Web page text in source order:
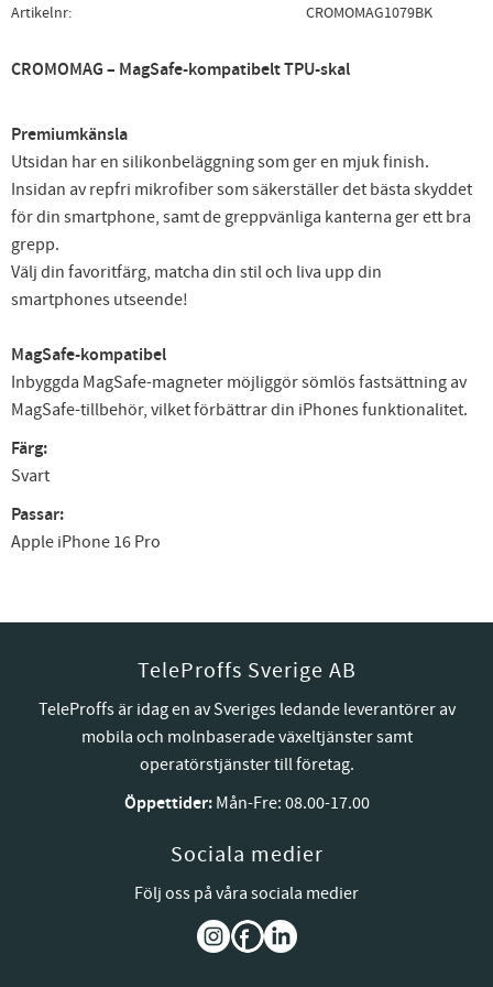
Artikelnr CROMOMAG1079BK
CROMOMAG – MagSafe-kompatibelt TPU-skal
Premiumkänsla
Utsidan har en silikonbeläggning som ger en mjuk finish.
Insidan av repfri mikrofiber som säkerställer det bästa skyddet
för din smartphone, samt de greppvänliga kanterna ger ett bra
grepp.
Välj din favoritfärg, matcha din stil och liva upp din
smartphones utseende!
MagSafe-kompatibel
Inbyggda MagSafe-magneter möjliggör sömlös fastsättning av
MagSafe-tillbehör, vilket förbättrar din iPhones funktionalitet.
Färg:
Svart
Passar:
Apple iPhone 16 Pro
TeleProffs Sverige AB
TeleProffs är idag en av Sveriges ledande leverantörer av
mobila och molnbaserade växeltjänster samt
operatörstjänster till företag.
Öppettider:Mån-Fre: 08.00-17.00
Sociala medier
Följ oss på våra sociala medier